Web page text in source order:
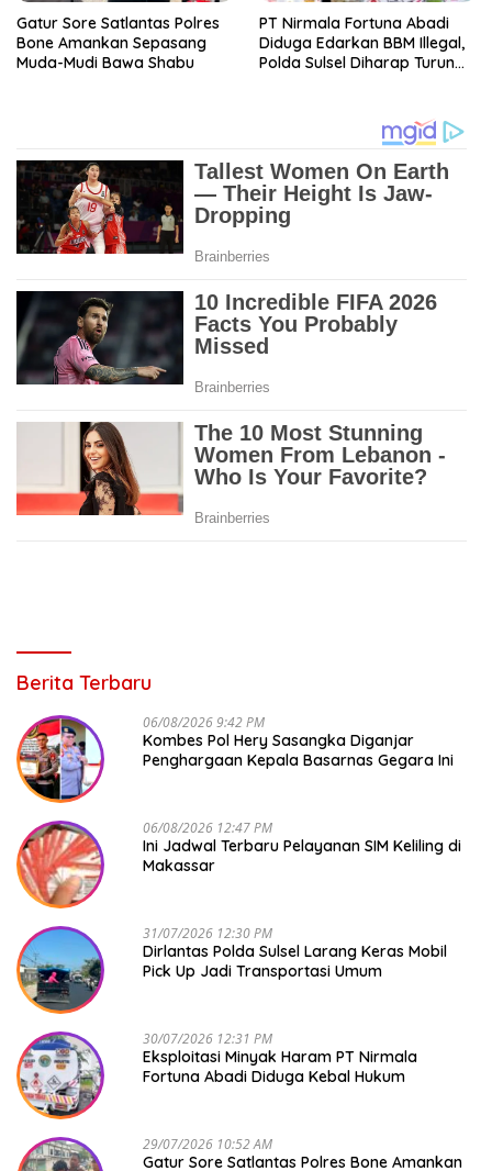
Gatur Sore Satlantas Polres
Bone Amankan Sepasang
Muda-Mudi Bawa Shabu
PT Nirmala Fortuna Abadi
Diduga Edarkan BBM Illegal,
Polda Sulsel Diharap Turun
Berita Terbaru
06/08/2026 9:42 PM
Kombes Pol Hery Sasangka Diganjar
Penghargaan Kepala Basarnas Gegara Ini
06/08/2026 12:47 PM
Ini Jadwal Terbaru Pelayanan SIM Keliling di
Makassar
31/07/2026 12:30 PM
Dirlantas Polda Sulsel Larang Keras Mobil
Pick Up Jadi Transportasi Umum
30/07/2026 12:31 PM
Eksploitasi Minyak Haram PT Nirmala
Fortuna Abadi Diduga Kebal Hukum
29/07/2026 10:52 AM
Gatur Sore Satlantas Polres Bone Amankan